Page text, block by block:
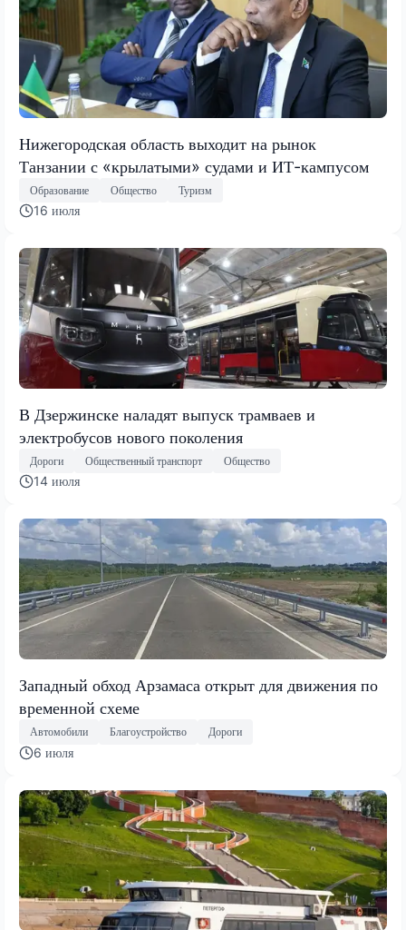
Нижегородская область выходит на рынок
Танзании с «крылатыми» судами и ИТ-кампусом
Образование Общество Туризм
16 июля
В Дзержинске наладят выпуск трамваев и
электробусов нового поколения
Дороги Общественный транспорт Общество
14 июля
Западный обход Арзамаса открыт для движения по
временной схеме
Автомобили Благоустройство Дороги
6 июля